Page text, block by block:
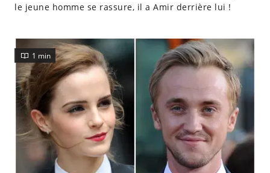
le jeune homme se rassure, il a Amir derrière lui !
1 min